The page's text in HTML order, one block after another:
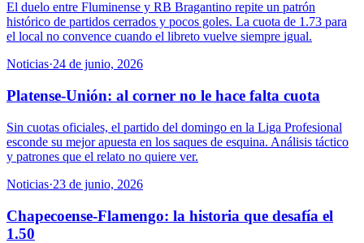
El duelo entre Fluminense y RB Bragantino repite un patrón
histórico de partidos cerrados y pocos goles. La cuota de 1.73 para
el local no convence cuando el libreto vuelve siempre igual.
Noticias·24 de junio, 2026
Platense-Unión: al corner no le hace falta cuota
Sin cuotas oficiales, el partido del domingo en la Liga Profesional
esconde su mejor apuesta en los saques de esquina. Análisis táctico
y patrones que el relato no quiere ver.
Noticias·23 de junio, 2026
Chapecoense-Flamengo: la historia que desafía el
1.50